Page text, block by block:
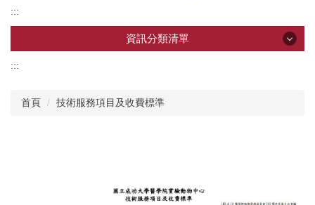
:::
資訊分類清單
中心簡介
:::
首頁 技術服務項目及收費標準